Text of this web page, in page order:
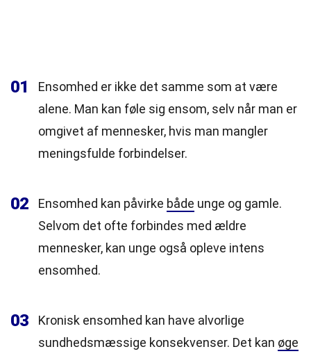
01
Ensomhed er ikke det samme som at være
alene. Man kan føle sig ensom, selv når man er
omgivet af mennesker, hvis man mangler
meningsfulde forbindelser.
02 Ensomhed kan påvirke både unge og gamle.
Selvom det ofte forbindes med ældre
mennesker, kan unge også opleve intens
ensomhed.
03
Kronisk ensomhed kan have alvorlige
sundhedsmæssige konsekvenser. Det kan øge